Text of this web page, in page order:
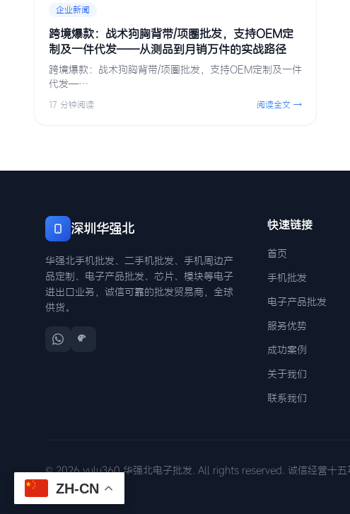
企业新闻
跨境爆款：战术狗胸背带/项圈批发，支持OEM定
制及一件代发——从测品到月销万件的实战路径
跨境爆款：战术狗胸背带/项圈批发，支持OEM定制及一件
代发—…
17 分钟阅读 阅读全文 →
深圳华强北
华强北手机批发、二手机批发、手机周边产
品定制、电子产品批发、芯片、模块等电子
进出口业务，诚信可靠的批发贸易商，全球
供货。
快速链接
首页
手机批发
电子产品批发
服务优势
成功案例
关于我们
联系我们
© 2026 yulu360 华强北电子批发. All rights reserved. 诚信经营十五
ZH-CN